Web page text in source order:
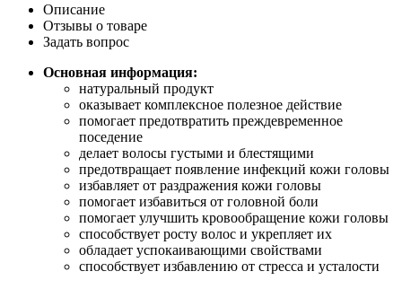
Описание
Отзывы о товаре
Задать вопрос
Основная информация:
натуральный продукт
оказывает комплексное полезное действие
помогает предотвратить преждевременное
поседение
делает волосы густыми и блестящими
предотвращает появление инфекций кожи головы
избавляет от раздражения кожи головы
помогает избавиться от головной боли
помогает улучшить кровообращение кожи головы
способствует росту волос и укрепляет их
обладает успокаивающими свойствами
способствует избавлению от стресса и усталости